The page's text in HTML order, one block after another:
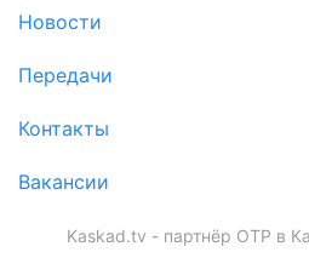
Новости
Передачи
Контакты
Вакансии
Kaskad.tv - партнёр ОТР в